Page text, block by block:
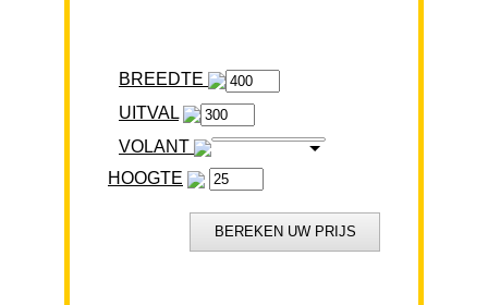
BREEDTE
VOLANT
HOOGTE